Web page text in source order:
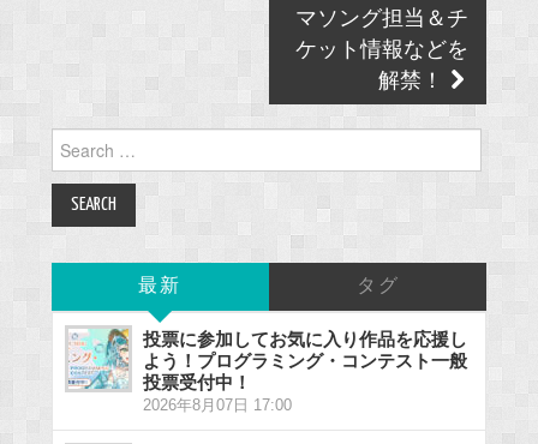
マソング担当＆チ
ケット情報などを
解禁！
for:
最新 タグ
投票に参加してお気に入り作品を応援し
よう！プログラミング・コンテスト一般
投票受付中！
2026年8月07日 17:00